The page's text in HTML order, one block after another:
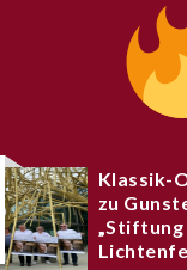
Klassik-
zu
„Stiftung